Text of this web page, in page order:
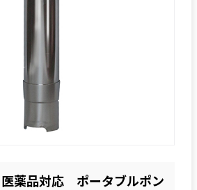
医薬品対応 ポータブルポン